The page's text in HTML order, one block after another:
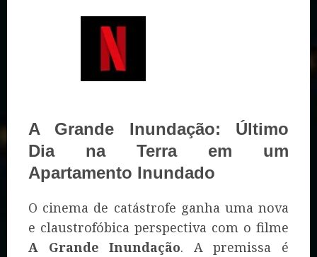
A Grande Inundação: Último
Dia na Terra em um
Apartamento Inundado
O cinema de catástrofe ganha uma nova
e claustrofóbica perspectiva com o filme
A Grande Inundação. A premissa é